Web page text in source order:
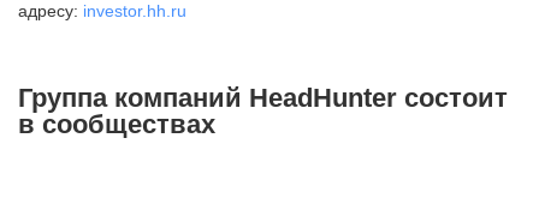
2-я Брестская ул., д. 48,
+7 495 980-64-27
адресу: investor.hh.ru
Группа компаний HeadHunter состоит
в сообществах